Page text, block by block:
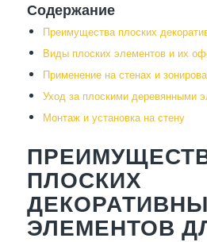
Содержание
Преимущества плоских
Виды плоских элементов и их
Применение на стенах и
Уход за плоскими деревянными
Монтаж и установка на стену
ПЛОСКИХ
ЭЛЕМЕНТОВ